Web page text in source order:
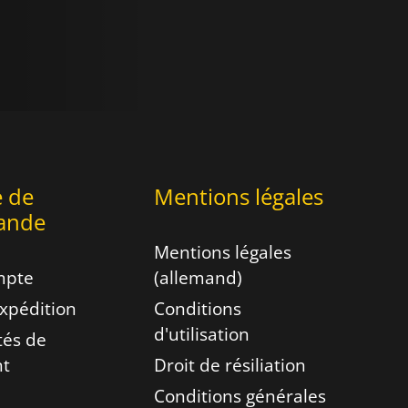
de
de
Mentions légales
Mentions légales
(allemand)
Conditions
d'utilisation
Droit de résiliation
Conditions générales